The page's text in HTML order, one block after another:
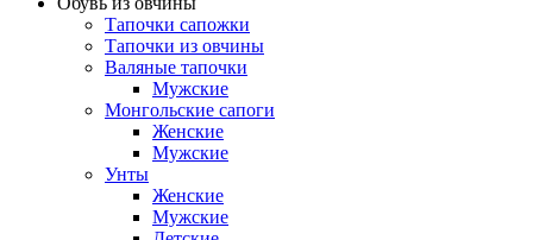
Тапочки сапожки
Тапочки из овчины
Валяные тапочки
Мужские
Монгольские сапоги
Женские
Мужские
Унты
Женские
Мужские